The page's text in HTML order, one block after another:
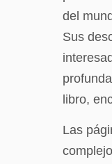
del
Sus
libro,
Las